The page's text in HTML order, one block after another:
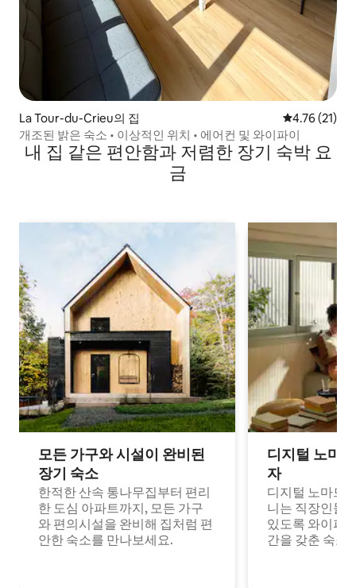
La Tour-du-Crieu의 집 평점 4.76점
4.76 (21)
개조된 밝은 숙소 • 이상적인 위치 • 에어컨 및 와이파이
내 집 같은 편안함과 저렴한 장기 숙박 요
금
모든 가구와 시설이 완비된
장기 숙소
한적한 산속 통나무집부터 편리
한 도심 아파트까지, 모든 가구
와 편의시설을 완비해 집처럼 편
안한 숙소를 만나보세요.
디지털 노마
자
디지털 노마드
니는 직장인들
있도록 와이파
간을 갖춘 숙소